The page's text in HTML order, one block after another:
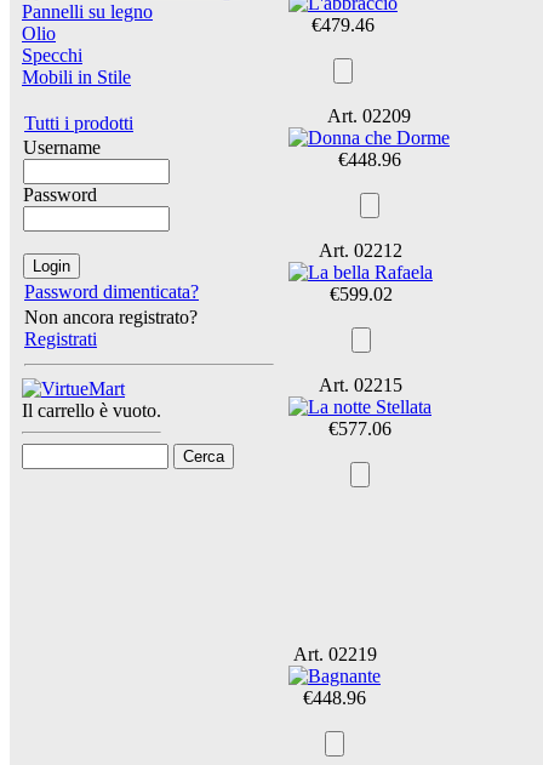
Pannelli su legno
Olio
Specchi
Mobili in Stile
Tutti i prodotti
Username
Password
Password dimenticata?
Non ancora registrato?
Registrati
Il carrello è vuoto.
Cerca
€479.46
Art. 02209
€448.96
Art. 02212
€599.02
Art. 02215
€577.06
Art. 02219
€448.96